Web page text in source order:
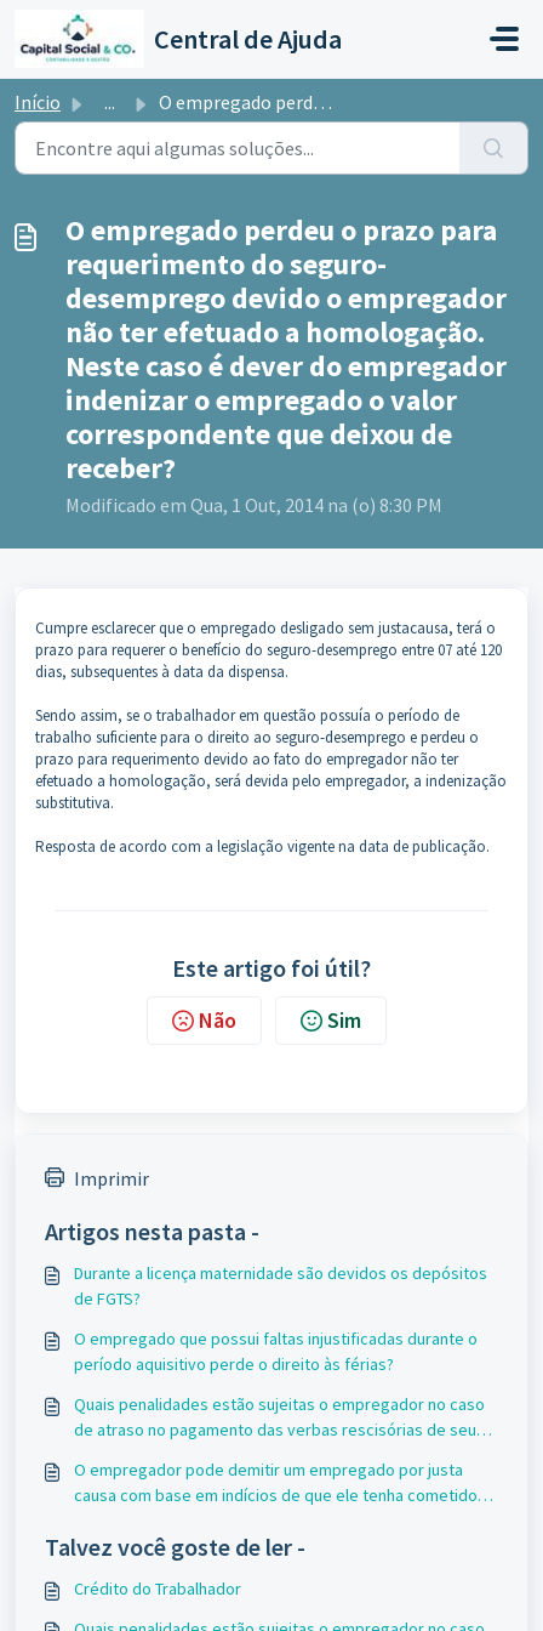
Ir para o conteúdo principal
Central de Ajuda
Início ... O empregado perdeu o prazo para requerimento do seguro-de...
O empregado perdeu o prazo para
requerimento do seguro-
desemprego devido o empregador
não ter efetuado a homologação.
Neste caso é dever do empregador
indenizar o empregado o valor
correspondente que deixou de
receber?
Modificado em Qua, 1 Out, 2014 na (o) 8:30 PM
Cumpre esclarecer que o empregado desligado sem justacausa, terá o
prazo para requerer o benefício do seguro-desemprego entre 07 até 120
dias, subsequentes à data da dispensa.
Sendo assim, se o trabalhador em questão possuía o período de
trabalho suficiente para o direito ao seguro-desemprego e perdeu o
prazo para requerimento devido ao fato do empregador não ter
efetuado a homologação, será devida pelo empregador, a indenização
substitutiva.
Resposta de acordo com a legislação vigente na data de publicação.
Este artigo foi útil?
Não Sim
Imprimir
Artigos nesta pasta -
Durante a licença maternidade são devidos os depósitos
de FGTS?
O empregado que possui faltas injustificadas durante o
período aquisitivo perde o direito às férias?
Quais penalidades estão sujeitas o empregador no caso
de atraso no pagamento das verbas rescisórias de seu
O empregador pode demitir um empregado por justa
causa com base em indícios de que ele tenha cometido
Talvez você goste de ler -
Crédito do Trabalhador